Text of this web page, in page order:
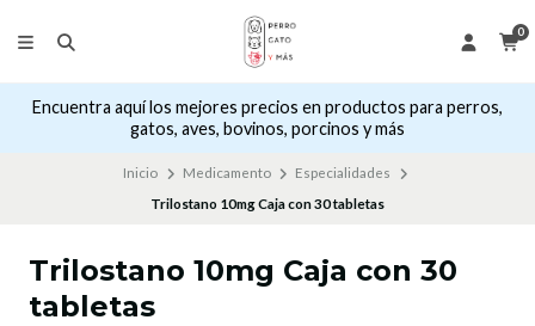
0
Encuentra aquí los mejores precios en productos para perros,
gatos, aves, bovinos, porcinos y más
Inicio Medicamento
Especialidades
Trilostano 10mg Caja con 30 tabletas
Trilostano 10mg Caja con 30
tabletas